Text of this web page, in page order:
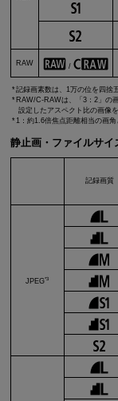
RAW /
記録画素数は、1万の位を四捨
RAW/C-RAWは、「3：2」の
設定したアスペクト比の画像
1：約1.6倍焦点距離相当の画角
静止画・ファイルサ
記録画質
JPEG*3